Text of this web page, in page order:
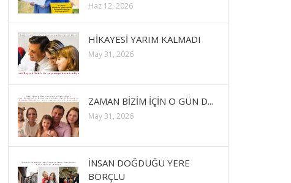
Haz 12, 2026
HİKAYESİ YARIM KALMADI
May 31, 2026
ZAMAN BİZİM İÇİN O GÜN D...
May 31, 2026
İNSAN DOĞDUĞU YERE
BORÇLU